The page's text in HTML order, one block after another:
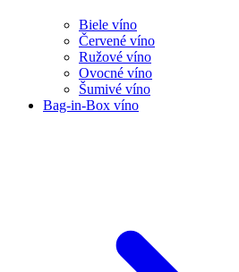
Biele víno
Červené víno
Ružové víno
Ovocné víno
Šumivé víno
Bag-in-Box víno